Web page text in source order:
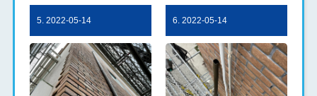
5. 2022-05-14 6. 2022-05-14